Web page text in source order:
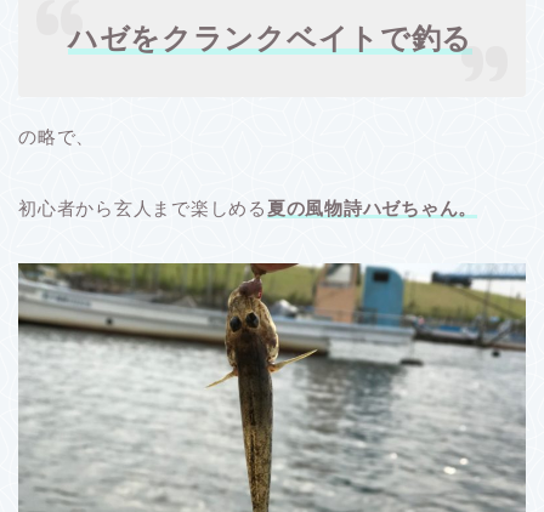
ハゼをクランクベイトで釣る
の略で、
初心者から玄人まで楽しめる夏の風物詩ハゼちゃん。